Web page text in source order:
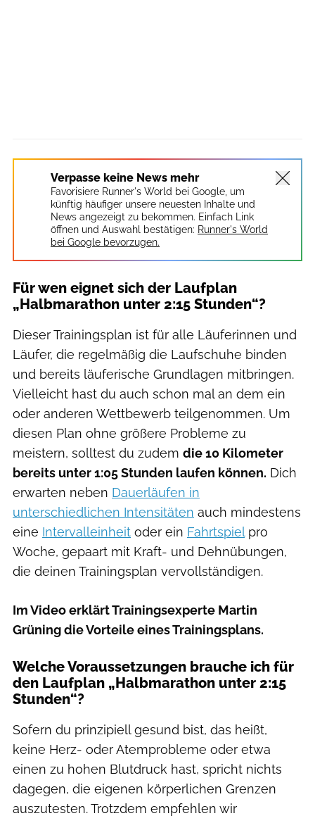
Verpasse keine News mehr
Favorisiere Runner's World bei Google, um
künftig häufiger unsere neuesten Inhalte und
News angezeigt zu bekommen. Einfach Link
öffnen und Auswahl bestätigen: Runner's World
bei Google bevorzugen.
Für wen eignet sich der Laufplan
„Halbmarathon unter 2:15 Stunden“?
Dieser Trainingsplan ist für alle Läuferinnen und
Läufer, die regelmäßig die Laufschuhe binden
und bereits läuferische Grundlagen mitbringen.
Vielleicht hast du auch schon mal an dem ein
oder anderen Wettbewerb teilgenommen. Um
diesen Plan ohne größere Probleme zu
meistern, solltest du zudem die 10 Kilometer
bereits unter 1:05 Stunden laufen können. Dich
erwarten neben Dauerläufen in
unterschiedlichen Intensitäten auch mindestens
eine Intervalleinheit oder ein Fahrtspielpro
Woche, gepaart mit Kraft- und Dehnübungen,
die deinen Trainingsplan vervollständigen.
Im Video erklärt Trainingsexperte Martin
Grüning die Vorteile eines Trainingsplans.
Welche Voraussetzungen brauche ich für
den Laufplan „Halbmarathon unter 2:15
Stunden“?
Sofern du prinzipiell gesund bist, das heißt,
keine Herz- oder Atemprobleme oder etwa
einen zu hohen Blutdruck hast, spricht nichts
dagegen, die eigenen körperlichen Grenzen
auszutesten. Trotzdem empfehlen wir